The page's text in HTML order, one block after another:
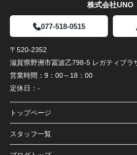
株式会社UNO
077-518-0515
〒520-2352
滋賀県野洲市冨波乙798-5 レガティプラ
営業時間： 9：00～18：00
定休日： -
トップページ
スタッフ一覧